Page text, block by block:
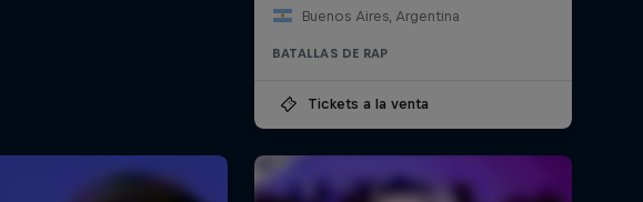
Buenos Aires, Argentina
BATALLAS DE RAP
Tickets a la venta